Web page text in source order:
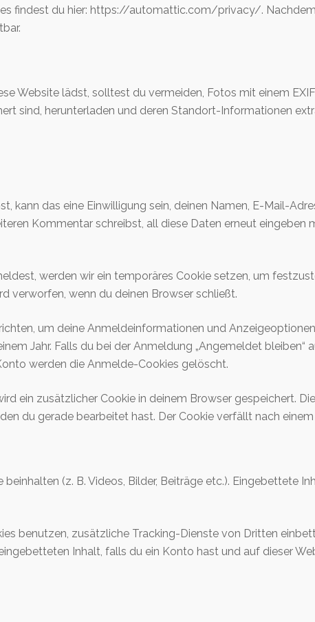
findest du hier: https://automattic.com/privacy/.
Website lädst, solltest du vermeiden, Fotos mit einem
sind, herunterladen und deren Standort-Informationen
kann das eine Einwilligung sein, deinen Namen, E-Mail-
Kommentar schreibst, all diese Daten erneut eingeben
werden wir ein temporäres Cookie setzen, um
verworfen, wenn du deinen Browser schließt.
um deine Anmeldeinformationen und
Jahr. Falls du bei der Anmeldung „Angemeldet
werden die Anmelde-Cookies gelöscht.
ein zusätzlicher Cookie in deinem Browser gespeichert.
du gerade bearbeitet hast. Der Cookie verfällt nach einem
(z. B. Videos, Bilder, Beiträge etc.). Eingebettete
benutzen, zusätzliche Tracking-Dienste von Dritten
Inhalt, falls du ein Konto hast und auf dieser